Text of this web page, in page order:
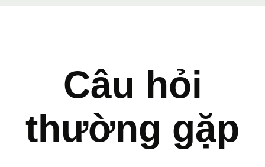
Câu hỏi
thường gặp